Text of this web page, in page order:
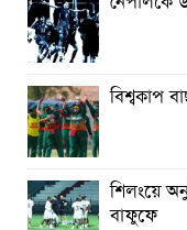
বিশ্বকাপ
শিলংয়ে
বাফুফে